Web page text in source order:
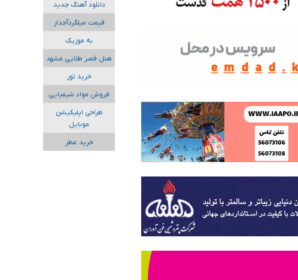
دانلود آهنگ جدید
قیمت میلگردآجدار
به موزیک
هتل قصر طلایی مشهد
خرید تور
فروش مواد شیمیایی
طراحی اپلیکیشن
موبایل
خرید عطر